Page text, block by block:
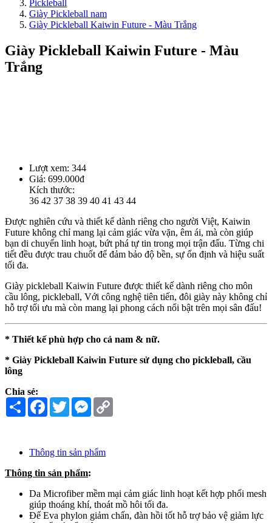
Pickleball
Giày Pickleball nam
Giày Pickleball Kaiwin Future - Màu Trắng
Giày Pickleball Kaiwin Future - Màu
Trắng
Lượt xem: 344
Giá: 699.000đ
Kích thước:
36 42 37 38 39 40 41 43 44
Được nghiên cứu và thiết kế dành riêng cho người Việt, Kaiwin
Future không chỉ mang lại cảm giác vừa vặn, êm ái, mà còn giúp
bạn di chuyển linh hoạt, bứt phá tự tin trong mọi trận đấu. Từng chi
tiết đều được trau chuốt để đảm bảo độ bền, sự ổn định và hiệu suất
tối đa.
Giày pickleball Kaiwin Future được thiết kế dành riêng cho môn
cầu lông, pickleball, Với công nghệ tiên tiến, đôi giày này không chỉ
hỗ trợ tối ưu mà còn mang lại phong cách nổi bật trên mọi sân đấu!
* Thiết kế phù hợp cho cả nam & nữ.
* Giày Pickleball Kaiwin Future sử dụng cho pickleball, cầu
lông
Chia sẻ:
Share Facebook
TwitterMessenger
Thông tin sản phẩm
Thông tin sản phẩm:
Da Microfiber mềm mại cảm giác linh hoạt kết hợp phối mesh
giúp thoáng khí, thoát mồ hôi tối đa.
Đế Eva phylon giảm chấn, đàn hồi tốt hỗ trợ bảo vệ giảm lực